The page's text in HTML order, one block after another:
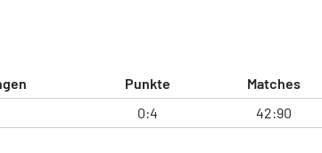
Punkte Matches
0:4 42:90